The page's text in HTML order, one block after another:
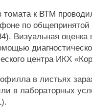
томата к ВТМ
по общепринятой
Визуальная оценка
центра ИКХ
в листьях
в лабораторных